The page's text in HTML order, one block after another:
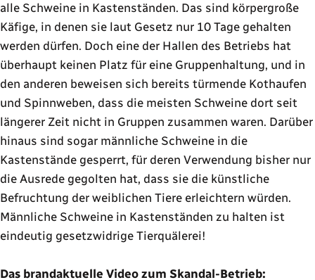
alle Schweine in Kastenständen. Das sind körpergroße
Käfige, in denen sie laut Gesetz nur 10 Tage gehalten
werden dürfen. Doch eine der Hallen des Betriebs hat
überhaupt keinen Platz für eine Gruppenhaltung, und in
den anderen beweisen sich bereits türmende Kothaufen
und Spinnweben, dass die meisten Schweine dort seit
längerer Zeit nicht in Gruppen zusammen waren. Darüber
hinaus sind sogar männliche Schweine in die
Kastenstände gesperrt, für deren Verwendung bisher nur
die Ausrede gegolten hat, dass sie die künstliche
Befruchtung der weiblichen Tiere erleichtern würden.
Männliche Schweine in Kastenständen zu halten ist
eindeutig gesetzwidrige Tierquälerei!
Das brandaktuelle Video zum Skandal-Betrieb: